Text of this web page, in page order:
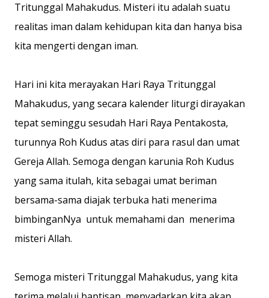
Tritunggal Mahakudus. Misteri itu adalah suatu
realitas iman dalam kehidupan kita dan hanya bisa
kita mengerti dengan iman.
Hari ini kita merayakan Hari Raya Tritunggal
Mahakudus, yang secara kalender liturgi dirayakan
tepat seminggu sesudah Hari Raya Pentakosta,
turunnya Roh Kudus atas diri para rasul dan umat
Gereja Allah. Semoga dengan karunia Roh Kudus
yang sama itulah, kita sebagai umat beriman
bersama-sama diajak terbuka hati menerima
bimbinganNya untuk memahami dan menerima
misteri Allah.
Semoga misteri Tritunggal Mahakudus, yang kita